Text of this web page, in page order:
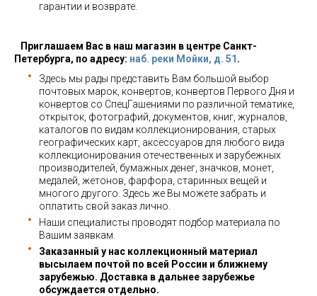
гарантии и возврате.
Приглашаем Вас в наш магазин в центре Санкт-
Петербурга, по адресу: наб. реки Мойки, д. 51 .
Здесь мы рады представить Вам большой выбор
почтовых марок, конвертов, конвертов Первого Дня и
конвертов со СпецГашениями по различной тематике,
открыток, фотографий, документов, книг, журналов,
каталогов по видам коллекционирования, старых
географических карт, аксессуаров для любого вида
коллекционирования отечественных и зарубежных
производителей, бумажных денег, значков, монет,
медалей, жетонов, фарфора, старинных вещей и
многого другого. Здесь же Вы можете забрать и
оплатить свой заказ лично.
Наши специалисты проводят подбор материала по
Вашим заявкам.
Заказанный у нас коллекционный материал
высылаем почтой по всей России и ближнему
зарубежью. Доставка в дальнее зарубежье
обсуждается отдельно.